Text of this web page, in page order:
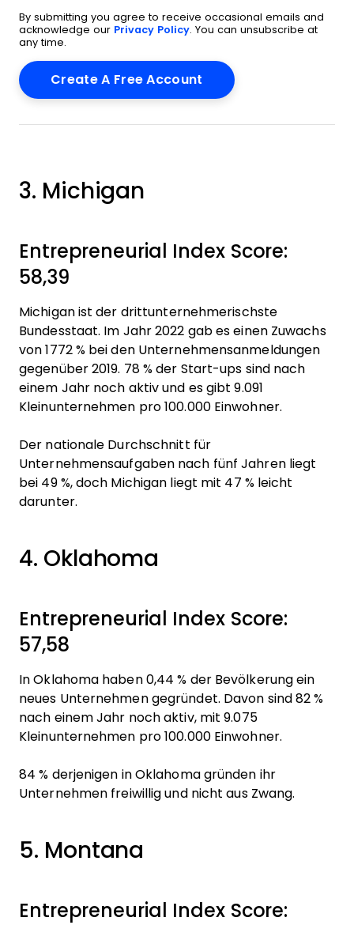
By submitting you agree to receive occasional emails and
acknowledge our Privacy Policy. You can unsubscribe at
any time.
3. Michigan
Entrepreneurial Index Score:
58,39
Michigan ist der drittunternehmerischste
Bundesstaat. Im Jahr 2022 gab es einen Zuwachs
von 1772 % bei den Unternehmensanmeldungen
gegenüber 2019. 78 % der Start-ups sind nach
einem Jahr noch aktiv und es gibt 9.091
Kleinunternehmen pro 100.000 Einwohner.
Der nationale Durchschnitt für
Unternehmensaufgaben nach fünf Jahren liegt
bei 49 %, doch Michigan liegt mit 47 % leicht
darunter.
4. Oklahoma
Entrepreneurial Index Score:
57,58
In Oklahoma haben 0,44 % der Bevölkerung ein
neues Unternehmen gegründet. Davon sind 82 %
nach einem Jahr noch aktiv, mit 9.075
Kleinunternehmen pro 100.000 Einwohner.
84 % derjenigen in Oklahoma gründen ihr
Unternehmen freiwillig und nicht aus Zwang.
5. Montana
Entrepreneurial Index Score: